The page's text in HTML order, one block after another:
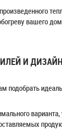
вашего
И
подобрать